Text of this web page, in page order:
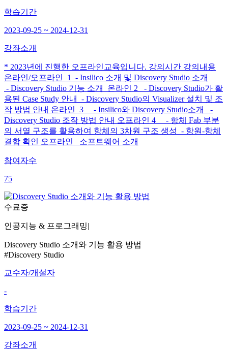
학습기간
2023-09-25 ~ 2024-12-31
강좌소개
* 2023년에 진행한 오프라인교육입니다. 강의시간 강의내용
온라인/오프라인 1 - Insilico 소개 및 Discovery Studio 소개
- Discovery Studio 기능 소개 온라인 2 - Discovery Studio가 활
용된 Case Study 안내 - Discovery Studio의 Visualizer 설치 및 조
작 방법 안내 온라인 3 - Insilico와 Discovery Studio소개 -
Discovery Studio 조작 방법 안내 오프라인 4 - 항체 Fab 부분
의 서열 구조를 활용하여 항체의 3차원 구조 생성 - 항원-항체
결합 확인 오프라인 소프트웨어 소개
참여자수
75
수료증
인공지능 & 프로그래밍|
Discovery Studio 소개와 기능 활용 방법
#Discovery Studio
교수자/개설자
-
학습기간
2023-09-25 ~ 2024-12-31
강좌소개